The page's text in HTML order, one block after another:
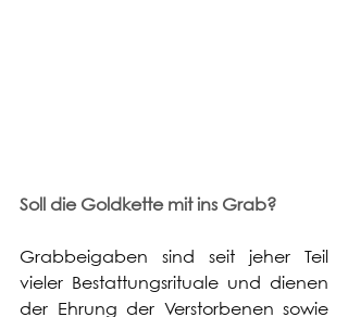
Soll die Goldkette mit ins Grab?
Grabbeigaben sind seit jeher Teil
vieler Bestattungsrituale und dienen
der Ehrung der Verstorbenen sowie